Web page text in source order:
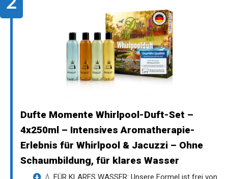
Dufte Momente Whirlpool-Duft-Set –
4x250ml – Intensives Aromatherapie-
Erlebnis für Whirlpool & Jacuzzi – Ohne
Schaumbildung, für klares Wasser
💧 FÜR KLARES WASSER: Unsere Formel ist frei von